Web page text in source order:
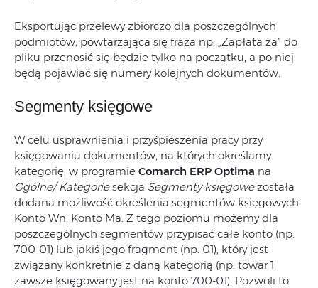
Eksportując przelewy zbiorczo dla poszczególnych
podmiotów, powtarzająca się fraza np. „Zapłata za” do
pliku przenosić się będzie tylko na początku, a po niej
będą pojawiać się numery kolejnych dokumentów.
Segmenty księgowe
W celu usprawnienia i przyśpieszenia pracy przy
księgowaniu dokumentów, na których określamy
kategorię, w programie Comarch ERP Optima na
Ogólne/ Kategoriesekcja Segmenty księgowezostała
dodana możliwość określenia segmentów księgowych:
Konto Wn, Konto Ma. Z tego poziomu możemy dla
poszczególnych segmentów przypisać całe konto (np.
700-01) lub jakiś jego fragment (np. 01), który jest
związany konkretnie z daną kategorią (np. towar 1
zawsze księgowany jest na konto 700-01). Pozwoli to